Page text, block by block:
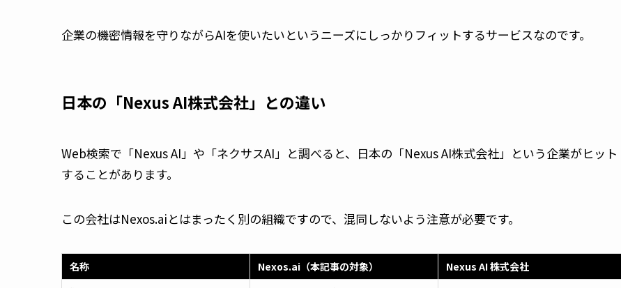
企業の機密情報を守りながらAIを使いたいというニーズにしっかりフィットするサービスなのです。
日本の「Nexus AI株式会社」との違い
Web検索で「Nexus AI」や「ネクサスAI」と調べると、日本の「Nexus AI株式会社」という企業がヒット
することがあります。
この会社はNexos.aiとはまったく別の組織ですので、混同しないよう注意が必要です。
名称 Nexos.ai（本記事の対象）
Nexus AI 株式会社